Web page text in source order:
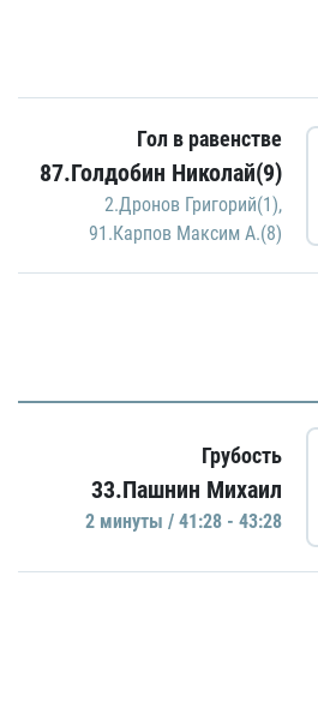
Гол в равенстве
87.Голдобин Николай(9)
2.Дронов Григорий(1),
91.Карпов Максим А.(8)
Грубость
33.Пашнин Михаил
2 минуты / 41:28 - 43:28